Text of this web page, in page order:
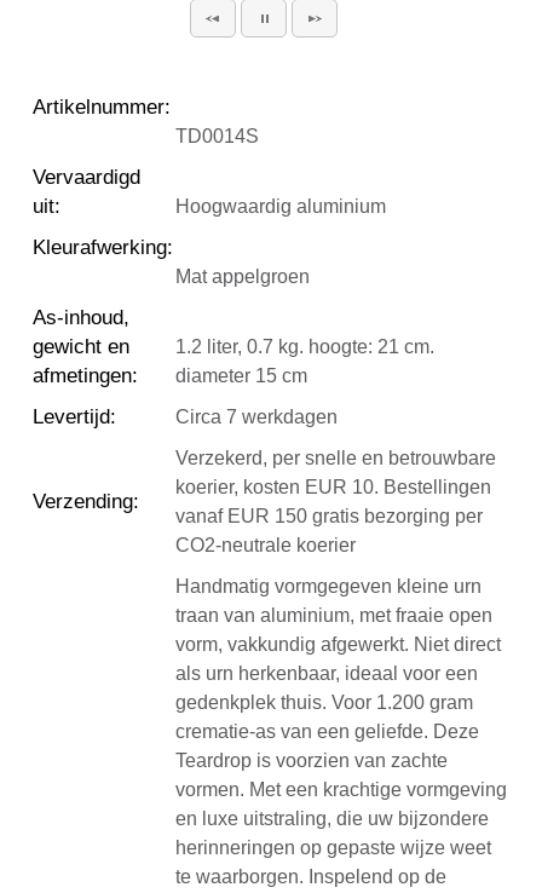
Artikelnummer:
TD0014S
Vervaardigd
uit: Hoogwaardig aluminium
Kleurafwerking:
Mat appelgroen
As-inhoud,
gewicht en
afmetingen:
1.2 liter, 0.7 kg. hoogte: 21 cm.
diameter 15 cm
Levertijd: Circa 7 werkdagen
Verzending:
Verzekerd, per snelle en betrouwbare
koerier, kosten EUR 10. Bestellingen
vanaf EUR 150 gratis bezorging per
CO2-neutrale koerier
Handmatig vormgegeven kleine urn
traan van aluminium, met fraaie open
vorm, vakkundig afgewerkt. Niet direct
als urn herkenbaar, ideaal voor een
gedenkplek thuis. Voor 1.200 gram
crematie-as van een geliefde. Deze
Teardrop is voorzien van zachte
vormen. Met een krachtige vormgeving
en luxe uitstraling, die uw bijzondere
herinneringen op gepaste wijze weet
te waarborgen. Inspelend op de